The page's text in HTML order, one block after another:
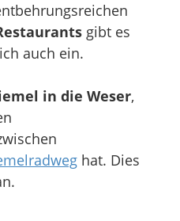
gibt es
auch ein.
in die Weser,
hat. Dies